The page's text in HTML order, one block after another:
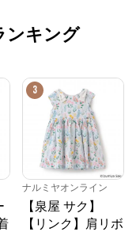
ンキング
3
ナルミヤオンライン
【泉屋 サク】
【リンク】肩リボ
コメント
。人気子供服メ
ック、アナスイ
ただけます。